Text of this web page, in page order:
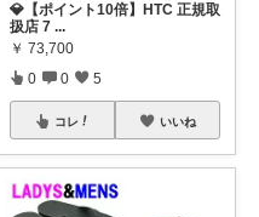
💎【ポイント10倍】HTC 正規取
扱店 7 ...
￥ 73,700
0 0 5
コレ いいね